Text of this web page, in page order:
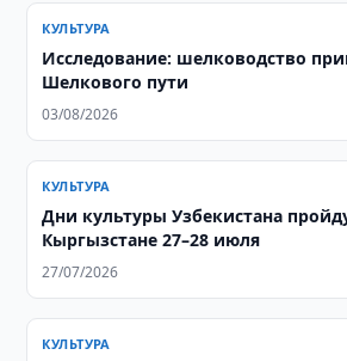
КУЛЬТУРА
Исследование: шелководство
Шелкового пути
03/08/2026
КУЛЬТУРА
Дни культуры Узбекистана
Кыргызстане 27–28 июля
27/07/2026
КУЛЬТУРА